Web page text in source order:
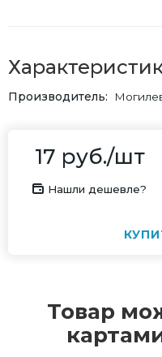
Производитель
17 руб./шт
Нашли дешевле?
Товар